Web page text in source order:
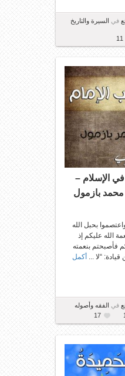
في السيرة والتاريخ
11
الإسلام –
بازمول
بحبل الله
الله عليكم إذ
فأصبحتم بنعمته
قيادة: “لا ...أكمل
في الفقه وأصوله
1
17